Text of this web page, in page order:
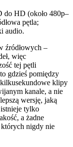
do HD (około 480p–
pętla;
audio.
źródłowych –
więc
tej pętli
gdzieś pomiędzy
klipy
kanale, a nie
wersję, jaką
tylko
a żadne
których nigdy nie